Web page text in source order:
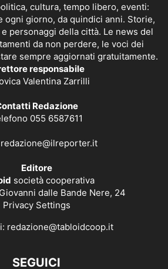
cultura, tempo libero, eventi:
ogni giorno, da quindici anni. Storie,
personaggi della città. Le news del
da non perdere, le voci dei
sempre aggiornati gratuitamente.
responsabile
Valentina Zarrilli
Redazione
055 6587611
redazione@ilreporter.it
Editore
società cooperativa
dalle Bande Nere, 24
Privacy Settings
redazione@tabloidcoop.it
SEGUICI